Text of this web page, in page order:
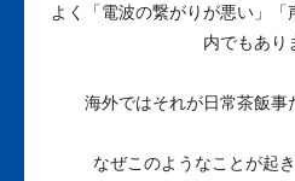
よく「電波の繋がりが悪い」
内でもあり
海外ではそれが日常茶飯事
なぜこのようなことが起